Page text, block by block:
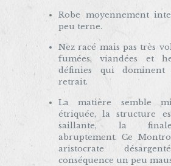
Robe moyennement
peu terne.
Nez racé mais pas très
fumées, viandées et
définies qui
retrait.
La matière semble
étriquée, la structure
saillante, la finale
abruptement. Ce
aristocrate
conséquence un peu